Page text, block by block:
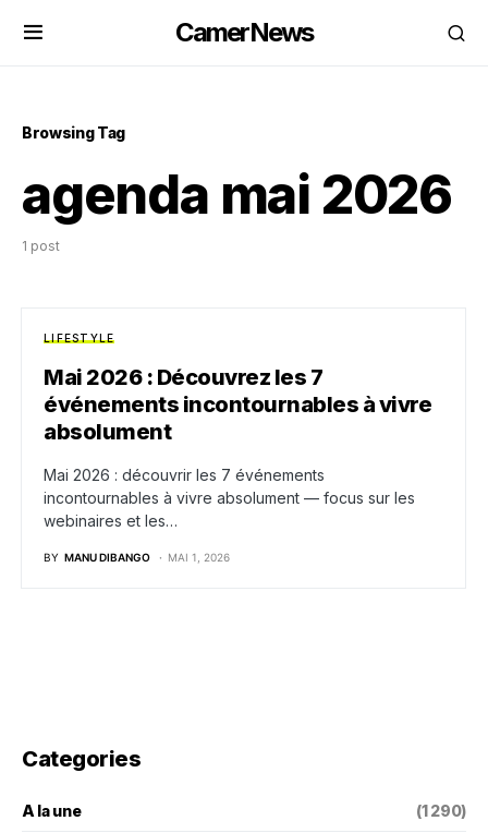
CamerNews
Browsing Tag
agenda mai 2026
1 post
LIFESTYLE
Mai 2026 : Découvrez les 7
événements incontournables à vivre
absolument
Mai 2026 : découvrir les 7 événements
incontournables à vivre absolument — focus sur les
webinaires et les…
BY MANU DIBANGO MAI 1, 2026
Categories
A la une (1 290)